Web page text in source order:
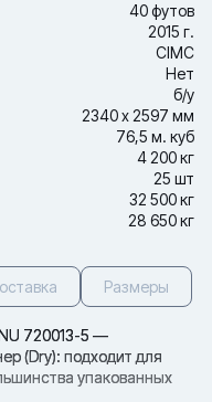
40 футов
2015 г.
CIMC
Нет
б/у
2340 х 2597 мм
76,5 м. куб
4 200 кг
25 шт
32 500 кг
28 650 кг
Размеры
720013-5 —
(Dry): подходит для
упакованных